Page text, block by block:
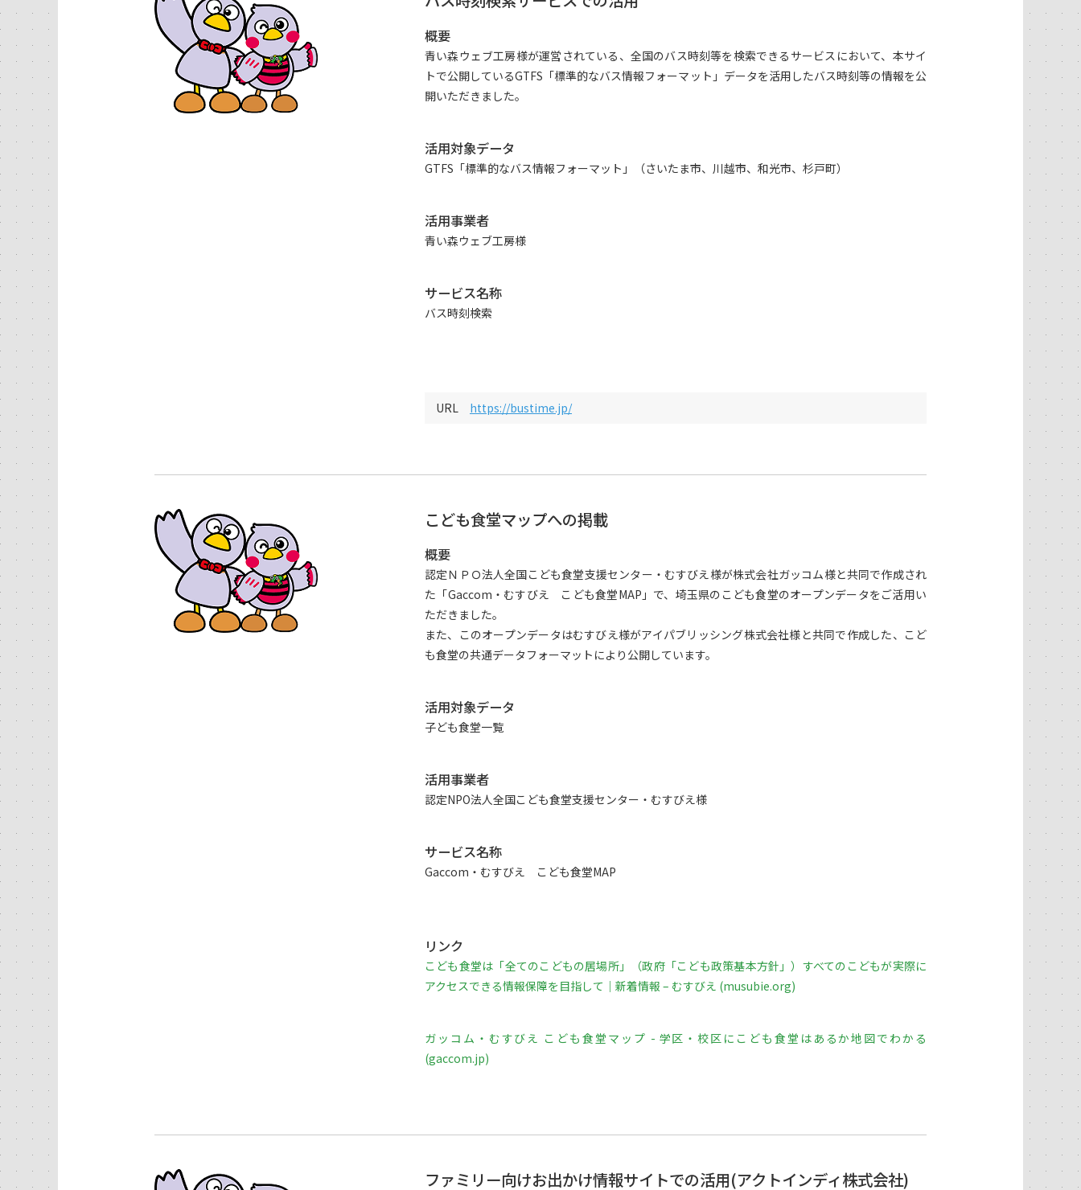
概要
青い森ウェブ工房様が運営されている、全国のバス時刻等を検索できるサービスにおいて、本サイ
トで公開しているGTFS「標準的なバス情報フォーマット」データを活用したバス時刻等の情報を公
開いただきました。
活用対象データ
GTFS「標準的なバス情報フォーマット」（さいたま市、川越市、和光市、杉戸町）
活用事業者
青い森ウェブ工房様
サービス名称
バス時刻検索
URL https://bustime.jp/
こども食堂マップへの掲載
概要
認定ＮＰＯ法人全国こども食堂支援センター・むすびえ様が株式会社ガッコム様と共同で作成され
た「Gaccom・むすびえ こども食堂MAP」で、埼玉県のこども食堂のオープンデータをご活用い
ただきました。
また、このオープンデータはむすびえ様がアイパブリッシング株式会社様と共同で作成した、こど
も食堂の共通データフォーマットにより公開しています。
活用対象データ
子ども食堂一覧
活用事業者
認定NPO法人全国こども食堂支援センター・むすびえ様
サービス名称
Gaccom・むすびえ こども食堂MAP
リンク
こども食堂は「全てのこどもの居場所」（政府「こども政策基本方針」）すべてのこどもが実際に
アクセスできる情報保障を目指して｜新着情報 – むすびえ (musubie.org)
ガッコム・むすびえ こども食堂マップ - 学区・校区にこども食堂はあるか地図でわかる
(gaccom.jp)
ファミリー向けお出かけ情報サイトでの活用(アクトインディ株式会社)